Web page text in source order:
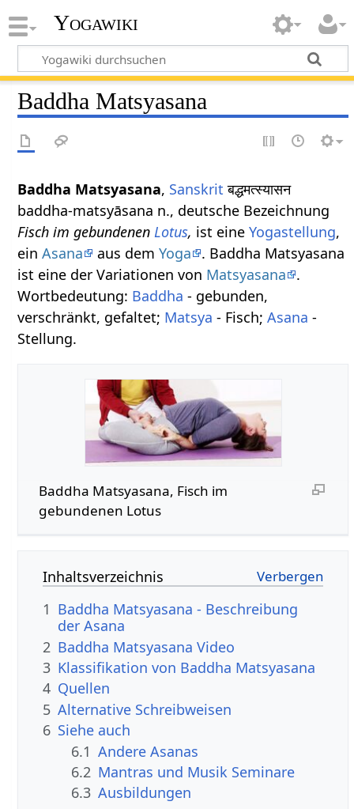
Yogawiki
Baddha Matsyasana
Baddha Matsyasana, Sanskrit बद्धमत्स्यासन
baddha-matsyāsana n., deutsche Bezeichnung
Fisch im gebundenenLotus, ist eineYogastellung,
einAsana aus demYoga
. Baddha Matsyasana
ist eine der Variationen von Matsyasana
.
Wortbedeutung: Baddha - gebunden,
verschränkt, gefaltet; Matsya - Fisch;Asana -
Stellung.
Baddha Matsyasana, Fisch im
gebundenen Lotus
Inhaltsverzeichnis
1 Baddha Matsyasana - Beschreibung
der Asana
2 Baddha Matsyasana Video
3 Klassifikation von Baddha Matsyasana
4 Quellen
5 Alternative Schreibweisen
6 Siehe auch
6.1 Andere Asanas
6.2 Mantras und Musik Seminare
6.3 Ausbildungen